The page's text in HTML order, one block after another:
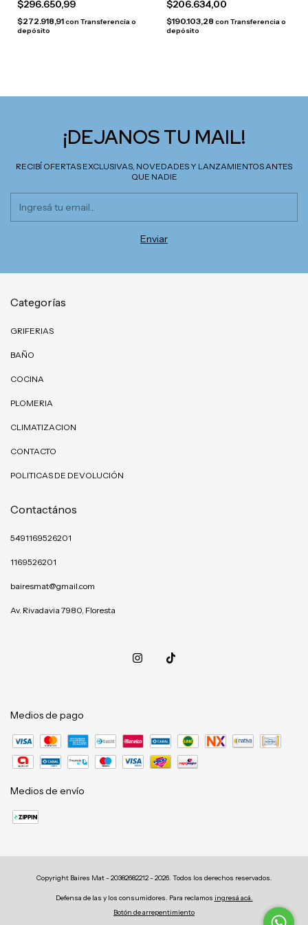
$296.650,99
$272.918,91con Transferencia o
depósito
$206.634,00
$190.103,28 con Transferencia o
depósito
¡DEJANOS TU MAIL!
RECIBÍ OFERTAS EXCLUSIVAS, NOVEDADES Y LANZAMIENTOS ANTES
QUE NADIE
Categorías
GRIFERIAS
BAÑO
COCINA
PLOMERIA
CLIMATIZACION
CONTACTO
POLITICAS DE DEVOLUCIÓN
Contactános
5491169526201
1169526201
bairesmat@gmail.com
Av. Rivadavia 7980, Floresta
Medios de pago
Medios de envío
Copyright Baires Mat - 20382682212 - 2026. Todos los derechos reservados.
Defensa de las y los consumidores. Para reclamos ingresá acá.
Botón de arrepentimiento